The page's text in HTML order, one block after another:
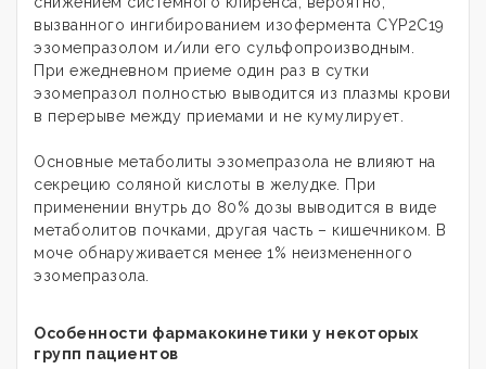
вызванного ингибированием изофермента CYP2С19
эзомепразолом и/или его сульфопроизводным.
При ежедневном приеме один раз в сутки
эзомепразол полностью выводится из плазмы крови
в перерыве между приемами и не кумулирует.
Основные метаболиты эзомепразола не влияют на
секрецию соляной кислоты в желудке. При
применении внутрь до 80% дозы выводится в виде
метаболитов почками, другая часть – кишечником. В
моче обнаруживается менее 1% неизмененного
эзомепразола.
Особенности фармакокинетики у некоторых
групп пациентов